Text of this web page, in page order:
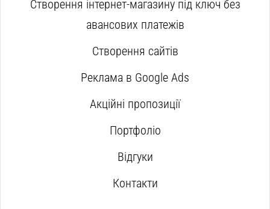
Створення інтернет-магазину під ключ без
авансових платежів
Створення сайтів
Реклама в Google Ads
Акційні пропозиції
Портфоліо
Відгуки
Контакти